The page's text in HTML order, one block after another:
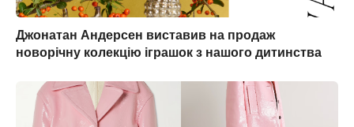
Джонатан Андерсен виставив на продаж
новорічну колекцію іграшок з нашого дитинства